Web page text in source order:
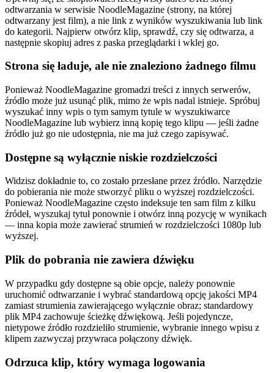
odtwarzania w serwisie NoodleMagazine (strony, na której
odtwarzany jest film), a nie link z wyników wyszukiwania lub link
do kategorii. Najpierw otwórz klip, sprawdź, czy się odtwarza, a
następnie skopiuj adres z paska przeglądarki i wklej go.
Strona się ładuje, ale nie znaleziono żadnego filmu
Ponieważ NoodleMagazine gromadzi treści z innych serwerów,
źródło może już usunąć plik, mimo że wpis nadal istnieje. Spróbuj
wyszukać inny wpis o tym samym tytule w wyszukiwarce
NoodleMagazine lub wybierz inną kopię tego klipu — jeśli żadne
źródło już go nie udostępnia, nie ma już czego zapisywać.
Dostępne są wyłącznie niskie rozdzielczości
Widzisz dokładnie to, co zostało przesłane przez źródło. Narzędzie
do pobierania nie może stworzyć pliku o wyższej rozdzielczości.
Ponieważ NoodleMagazine często indeksuje ten sam film z kilku
źródeł, wyszukaj tytuł ponownie i otwórz inną pozycję w wynikach
— inna kopia może zawierać strumień w rozdzielczości 1080p lub
wyższej.
Plik do pobrania nie zawiera dźwięku
W przypadku gdy dostępne są obie opcje, należy ponownie
uruchomić odtwarzanie i wybrać standardową opcję jakości MP4
zamiast strumienia zawierającego wyłącznie obraz; standardowy
plik MP4 zachowuje ścieżkę dźwiękową. Jeśli pojedyncze,
nietypowe źródło rozdzieliło strumienie, wybranie innego wpisu z
klipem zazwyczaj przywraca połączony dźwięk.
Odrzuca klip, który wymaga logowania